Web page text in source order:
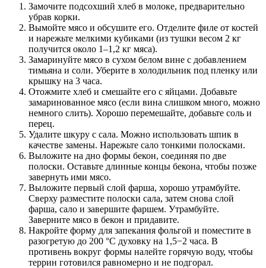
Замочите подсохший хлеб в молоке, предварительно
убрав корки.
Вымойте мясо и обсушите его. Отделите филе от костей
и нарежьте мелкими кубиками (из тушки весом 2 кг
получится около 1–1,2 кг мяса).
Замаринуйте мясо в сухом белом вине с добавлением
тимьяна и соли. Уберите в холодильник под пленку или
крышку на 3 часа.
Отожмите хлеб и смешайте его с яйцами. Добавьте
замаринованное мясо (если вина слишком много, можно
немного слить). Хорошо перемешайте, добавьте соль и
перец.
Удалите шкуру с сала. Можно использовать шпик в
качестве замены. Нарежьте сало тонкими полосками.
Выложите на дно формы бекон, соединяя по две
полоски. Оставьте длинные концы бекона, чтобы позже
завернуть ими мясо.
Выложите первый слой фарша, хорошо утрамбуйте.
Сверху разместите полоски сала, затем снова слой
фарша, сало и завершите фаршем. Утрамбуйте.
Заверните мясо в бекон и придавите.
Накройте форму для запекания фольгой и поместите в
разогретую до 200 °С духовку на 1,5−2 часа. В
противень вокруг формы налейте горячую воду, чтобы
террин готовился равномерно и не подгорал.